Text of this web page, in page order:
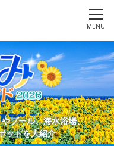
MENU
プール、海水浴場、
ットを大紹介